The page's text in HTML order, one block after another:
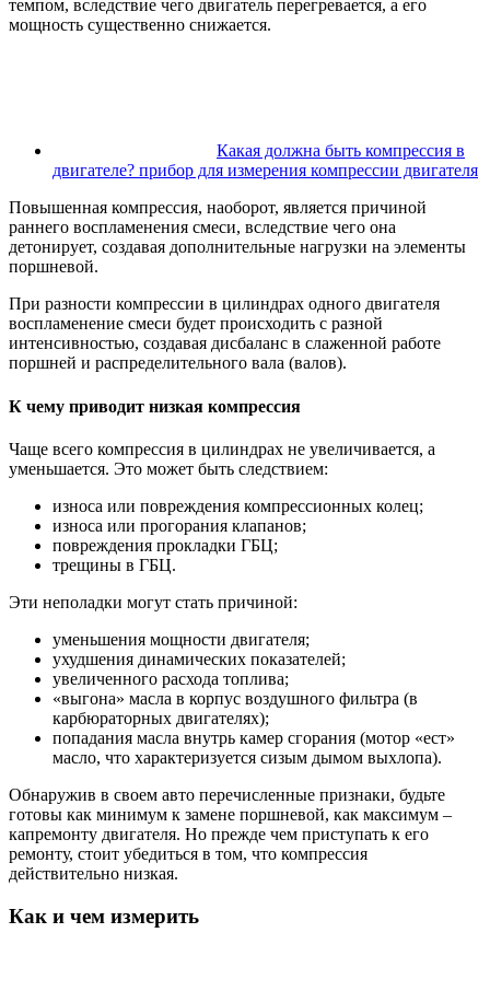
темпом, вследствие чего двигатель перегревается, а его
мощность существенно снижается.
Какая должна быть компрессия в
двигателе? прибор для измерения компрессии двигателя
Повышенная компрессия, наоборот, является причиной
раннего воспламенения смеси, вследствие чего она
детонирует, создавая дополнительные нагрузки на элементы
поршневой.
При разности компрессии в цилиндрах одного двигателя
воспламенение смеси будет происходить с разной
интенсивностью, создавая дисбаланс в слаженной работе
поршней и распределительного вала (валов).
К чему приводит низкая компрессия
Чаще всего компрессия в цилиндрах не увеличивается, а
уменьшается. Это может быть следствием:
износа или повреждения компрессионных колец;
износа или прогорания клапанов;
повреждения прокладки ГБЦ;
трещины в ГБЦ.
Эти неполадки могут стать причиной:
уменьшения мощности двигателя;
ухудшения динамических показателей;
увеличенного расхода топлива;
«выгона» масла в корпус воздушного фильтра (в
карбюраторных двигателях);
попадания масла внутрь камер сгорания (мотор «ест»
масло, что характеризуется сизым дымом выхлопа).
Обнаружив в своем авто перечисленные признаки, будьте
готовы как минимум к замене поршневой, как максимум –
капремонту двигателя. Но прежде чем приступать к его
ремонту, стоит убедиться в том, что компрессия
действительно низкая.
Как и чем измерить